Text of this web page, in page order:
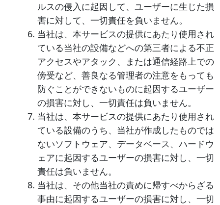
ルスの侵入に起因して、ユーザーに生じた損
害に対して、一切責任を負いません。
当社は、本サービスの提供にあたり使用され
ている当社の設備などへの第三者による不正
アクセスやアタック、または通信経路上での
傍受など、善良なる管理者の注意をもっても
防ぐことができないものに起因するユーザー
の損害に対し、一切責任は負いません。
当社は、本サービスの提供にあたり使用され
ている設備のうち、当社が作成したものでは
ないソフトウェア、データベース、ハードウ
ェアに起因するユーザーの損害に対し、一切
責任は負いません。
当社は、その他当社の責めに帰すべからざる
事由に起因するユーザーの損害に対し、一切